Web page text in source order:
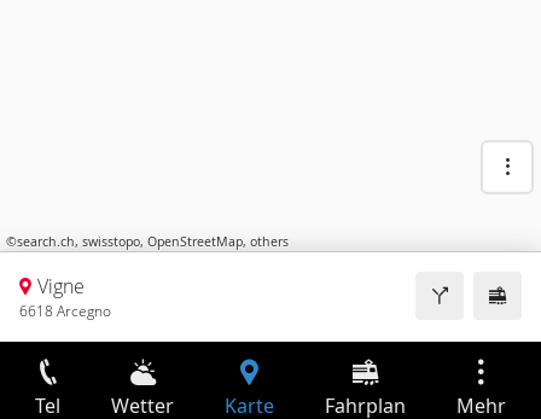
©search.ch, swisstopo, OpenStreetMap, others
Vigne
6618 Arcegno
Tel Wetter Karte Fahrplan Mehr